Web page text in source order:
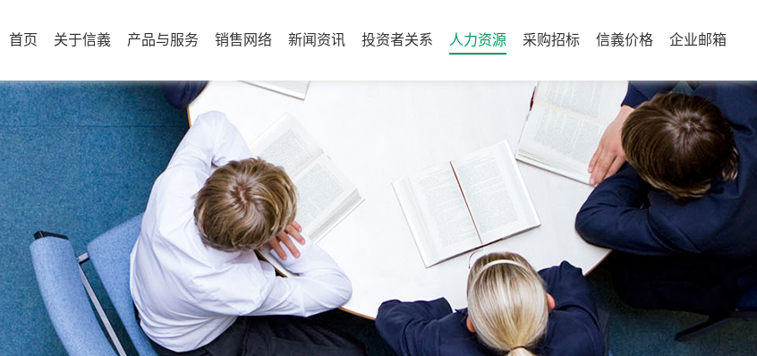
首页 关于信義 产品与服务 销售网络 新闻资讯 投资者关系 人力资源 采购招标 信義价格 企业邮箱